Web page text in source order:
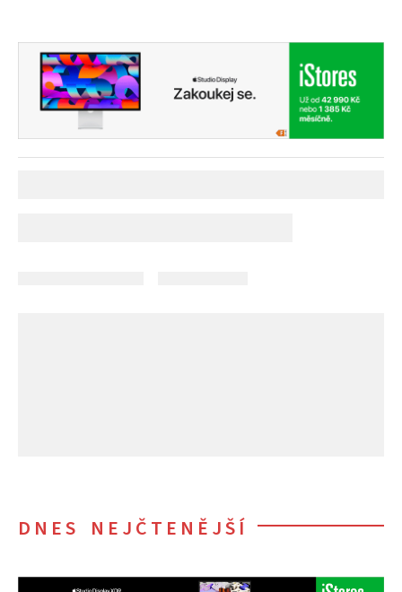
DNES NEJČTENĚJŠÍ